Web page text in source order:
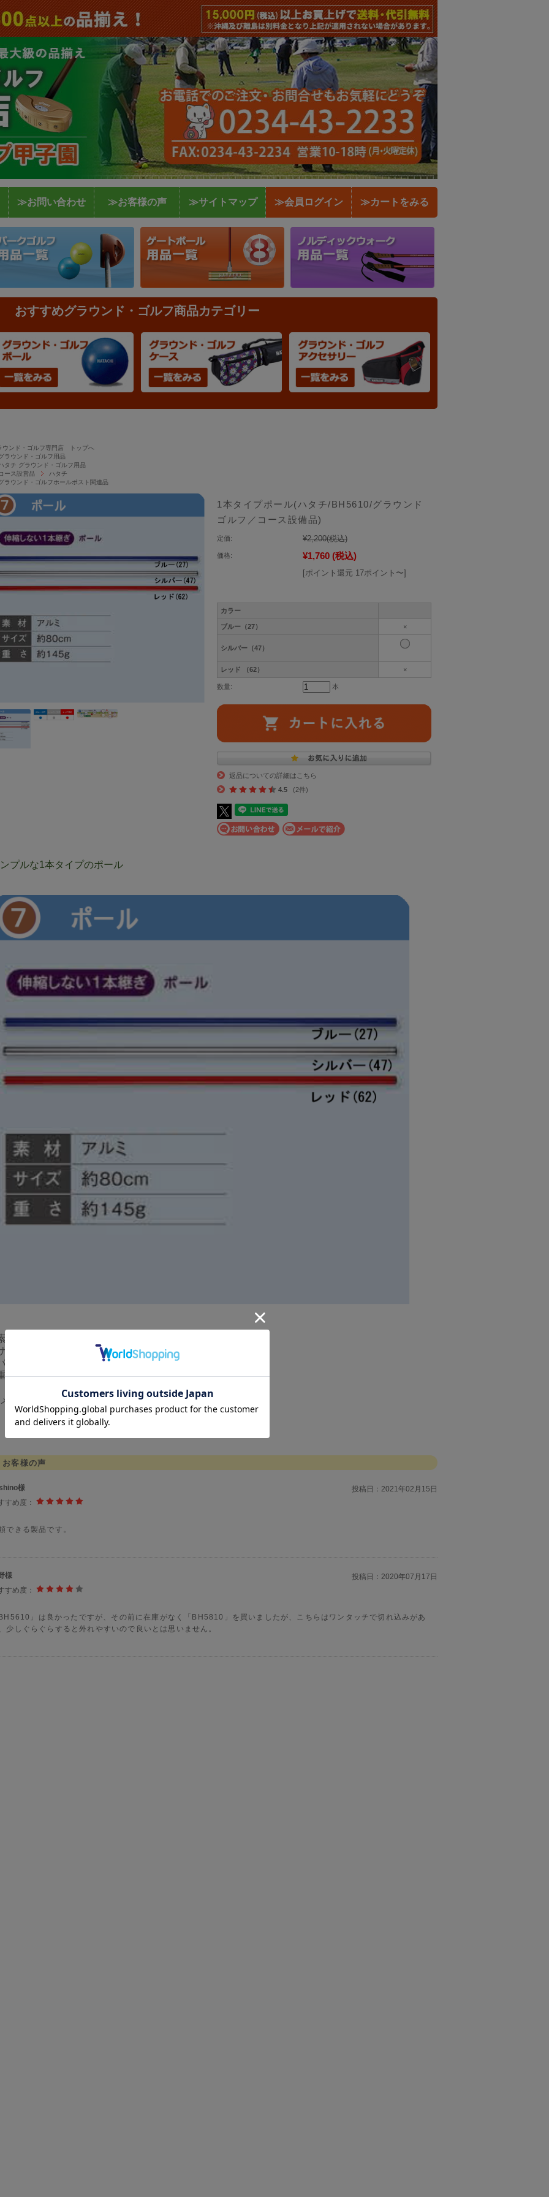
≫お問い合わせ ≫お客様の声 ≫サイトマップ ≫会員ログイン ≫カートをみる
おすすめグラウンド・ゴルフ商品カテゴリー
ウンド・ゴルフ専門店 トップへ
ラウンド・ゴルフ用品
タチ グラウンド・ゴルフ用品
ース設営品
ハタチ
ラウンド・ゴルフホールポスト関連品
1本タイプポール(ハタチ/BH5610/グラウンド
ゴルフ／コース設備品)
定価: ¥2,200(税込)
価格: ¥1,760 (税込)
[ポイント還元 17ポイント〜]
カラー
ブルー（27） ×
シルバー（47）
レッド （62） ×
数量: 本
返品についての詳細はこちら
4.5
(2件)
プルな1本タイプのポール
材 アルミ
イズ 長さ約80cm
イプ径 約Φ1.9cm
さ 約145g
ーカー製品との組合せは出来ませんので、ご注意ください。
お客様の声
様 投稿日： 2021年02月15日
すめ度：
できる製品です。
様 投稿日： 2020年07月17日
すめ度：
」は良かったですが、その前に在庫がなく「BH5810」を買いましたが、こちらはワンタッチで切れ込みがあ
少しぐらぐらすると外れやすいので良いとは思いません。